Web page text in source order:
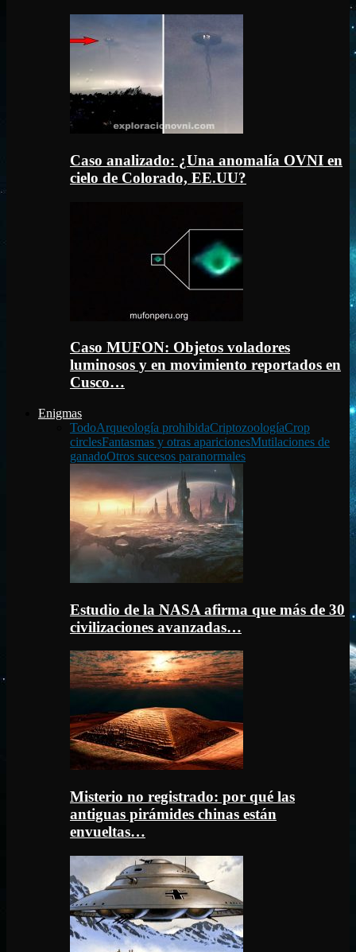
Caso analizado: ¿Una anomalía OVNI en
cielo de Colorado, EE.UU?
Caso MUFON: Objetos voladores
luminosos y en movimiento reportados en
Cusco…
Enigmas
TodoArqueología prohibidaCriptozoologíaCrop
circlesFantasmas y otras aparicionesMutilaciones de
ganadoOtros sucesos paranormales
Estudio de la NASA afirma que más de 30
civilizaciones avanzadas…
Misterio no registrado: por qué las
antiguas pirámides chinas están
envueltas…